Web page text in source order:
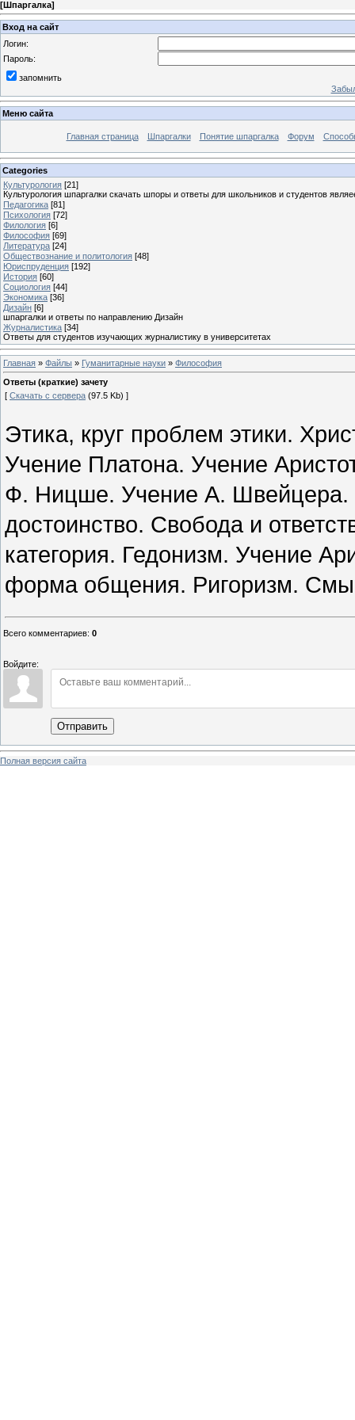
[Шпаргалка]
Вход на сайт
Логин:
Пароль:
запомнить
Меню сайта
Главная страница Шпаргалки Понятие шпаргалка Форум
Categories
Культурология [21]
Культурология шпаргалки скачать шпоры и ответы для школьников и студентов
Педагогика [81]
Психология [72]
Филология [6]
Философия [69]
Литература [24]
Обществознание и политология [48]
Юриспруденция [192]
История [60]
Социология [44]
Экономика [36]
Дизайн [6]
шпаргалки и ответы по направлению Дизайн
Журналистика [34]
Ответы для студентов изучающих журналистику в университетах
Главная » Файлы » Гуманитарные науки » Философия
Ответы (краткие) зачету
[ Скачать с сервера (97.5 Kb) ]
Этика, круг проблем этики.
Учение Платона. Учение
Ф. Ницше. Учение А. Швейцера.
достоинство. Свобода и
категория. Гедонизм. Учение
форма общения. Ригоризм.
Всего комментариев: 0
Войдите:
Отправить
Полная версия сайта